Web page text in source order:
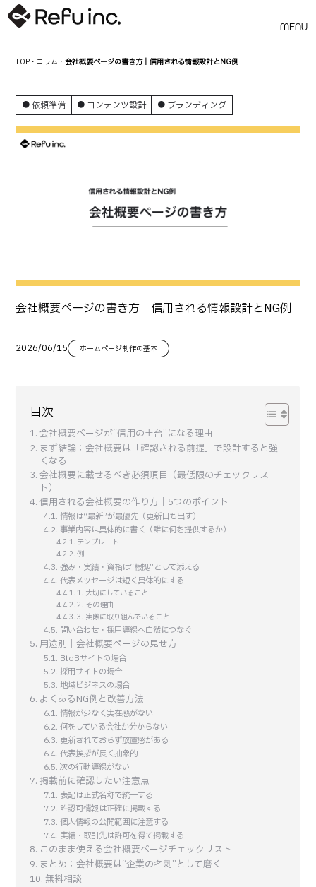
TOP ・ コラム ・会社概要ページの書き方｜信用される情報設計とNG例
依頼準備 コンテンツ設計 ブランディング
会社概要ページの書き方｜信用される情報設計とNG例
2026/06/15 ホームページ制作の基本
目次
会社概要ページが“信用の土台”になる理由
まず結論：会社概要は「確認される前提」で設計すると強
くなる
会社概要に載せるべき必須項目（最低限のチェックリス
ト）
信用される会社概要の作り方｜5つのポイント
情報は“最新”が最優先（更新日も出す）
事業内容は具体的に書く（誰に何を提供するか）
テンプレート
例
強み・実績・資格は“根拠”として添える
代表メッセージは短く具体的にする
1. 大切にしていること
2. その理由
3. 実際に取り組んでいること
問い合わせ・採用導線へ自然につなぐ
用途別｜会社概要ページの見せ方
BtoBサイトの場合
採用サイトの場合
地域ビジネスの場合
よくあるNG例と改善方法
情報が少なく実在感がない
何をしている会社か分からない
更新されておらず放置感がある
代表挨拶が長く抽象的
次の行動導線がない
掲載前に確認したい注意点
表記は正式名称で統一する
許認可情報は正確に掲載する
個人情報の公開範囲に注意する
実績・取引先は許可を得て掲載する
このまま使える会社概要ページチェックリスト
まとめ：会社概要は“企業の名刺”として磨く
無料相談